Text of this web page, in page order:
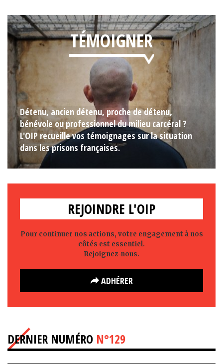
TÉMOIGNER
Détenu, ancien détenu, proche de détenu,
bénévole ou professionnel du milieu carcéral ?
L'OIP recueille vos témoignages sur la situation
dans les prisons françaises.
REJOINDRE L'OIP
Pour continuer nos actions, votre engagement à nos
côtés est essentiel.
Rejoignez-nous.
ADHÉRER
DERNIER NUMÉRO N°129